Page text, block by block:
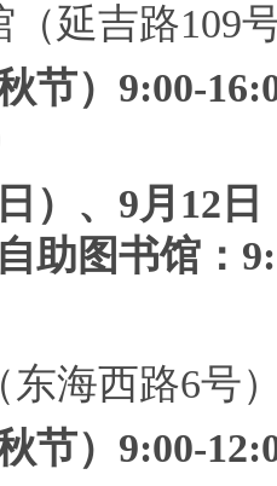
延吉路109
节）9:00-
）、9月12
助图书馆：
东海西路6号
节）9:00-